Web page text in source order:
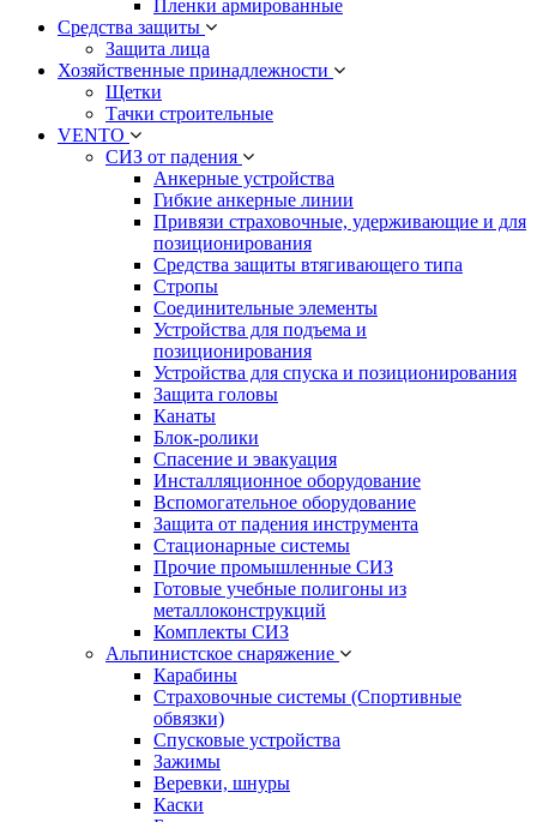
Пленки армированные
Средства защиты
Защита лица
Хозяйственные принадлежности
Щетки
Тачки строительные
VENTO
СИЗ от падения
Анкерные устройства
Гибкие анкерные линии
Привязи страховочные, удерживающие и для
позиционирования
Средства защиты втягивающего типа
Стропы
Соединительные элементы
Устройства для подъема и
позиционирования
Устройства для спуска и позиционирования
Защита головы
Канаты
Блок-ролики
Спасение и эвакуация
Инсталляционное оборудование
Вспомогательное оборудование
Защита от падения инструмента
Стационарные системы
Прочие промышленные СИЗ
Готовые учебные полигоны из
металлоконструкций
Комплекты СИЗ
Альпинистское снаряжение
Карабины
Страховочные системы (Спортивные
обвязки)
Спусковые устройства
Зажимы
Веревки, шнуры
Каски